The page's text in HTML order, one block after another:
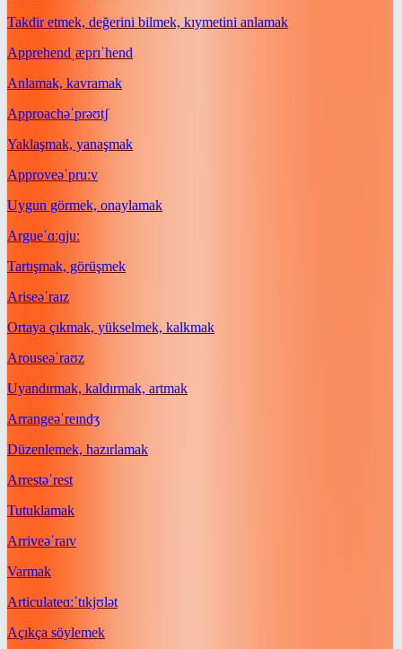
Takdir etmek, değerini bilmek, kıymetini anlamak
Apprehend ˌæprɪˈhend
Anlamak, kavramak
Approachəˈprəʊtʃ
Yaklaşmak, yanaşmak
Approveəˈpruːv
Uygun görmek, onaylamak
Argueˈɑːɡjuː
Tartışmak, görüşmek
Ariseəˈraɪz
Ortaya çıkmak, yükselmek, kalkmak
Arouseəˈraʊz
Uyandırmak, kaldırmak, artmak
Arrangeəˈreɪndʒ
Düzenlemek, hazırlamak
Arrestəˈrest
Tutuklamak
Arriveəˈraɪv
Varmak
Articulateɑːˈtɪkjʊlət
Açıkça söylemek